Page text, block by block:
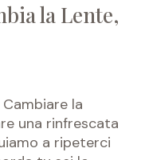
la Lente,
la
una rinfrescata
a ripeterci